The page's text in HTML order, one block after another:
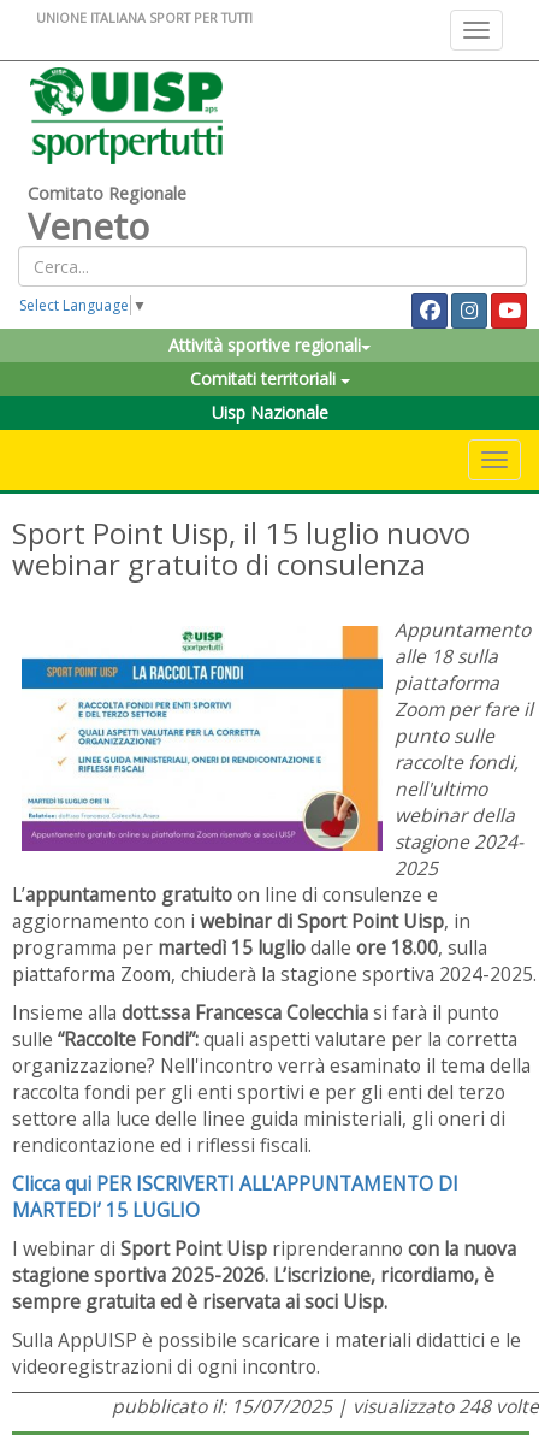
Toggle
UNIONE ITALIANA SPORT PER TUTTI
Comitato Regionale
Veneto
Select Language ▼
Attività sportive regionali
Comitati territoriali
Uisp Nazionale
Sport Point Uisp, il 15 luglio nuovo
webinar gratuito di consulenza
Appuntamento
alle 18 sulla
piattaforma
Zoom per fare il
punto sulle
raccolte fondi,
nell'ultimo
webinar della
stagione 2024-
2025
L’appuntamento gratuitoon line di consulenze e
aggiornamento con i webinar di Sport Point Uisp, in
programma per martedì 15 lugliodalle ore 18.00, sulla
piattaforma Zoom, chiuderà la stagione sportiva 2024-2025.
Insieme alla dott.ssa Francesca Colecchiasi farà il punto
sulle “Raccolte Fondi”:quali aspetti valutare per la corretta
organizzazione? Nell'incontro verrà esaminato il tema della
raccolta fondi per gli enti sportivi e per gli enti del terzo
settore alla luce delle linee guida ministeriali, gli oneri di
rendicontazione ed i riflessi fiscali.
Clicca qui PER ISCRIVERTI ALL'APPUNTAMENTO DI
MARTEDI’ 15 LUGLIO
I webinar di Sport Point Uisp riprenderanno con la nuova
stagione sportiva 2025-2026. L’iscrizione, ricordiamo, è
sempre gratuita ed è riservata ai soci Uisp.
Sulla AppUISP è possibile scaricare i materiali didattici e le
videoregistrazioni di ogni incontro.
pubblicato il: 15/07/2025 | visualizzato 248 volte